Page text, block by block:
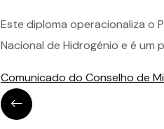
Este diploma operacionaliza o
Nacional de Hidrogénio e é
Comunicado do Conselho de